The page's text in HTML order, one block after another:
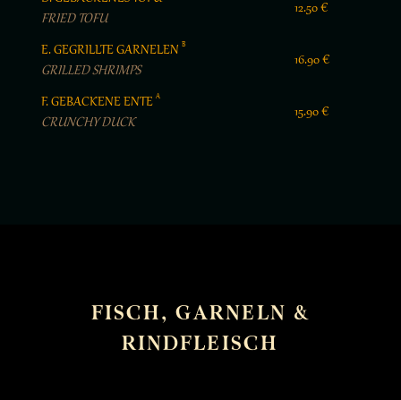
FRIED TOFU
12.50 €
E. GEGRILLTE GARNELENB
GRILLED SHRIMPS
16.90 €
F. GEBACKENE ENTEA
CRUNCHY DUCK
15.90 €
FISCH, GARNELN &
RINDFLEISCH